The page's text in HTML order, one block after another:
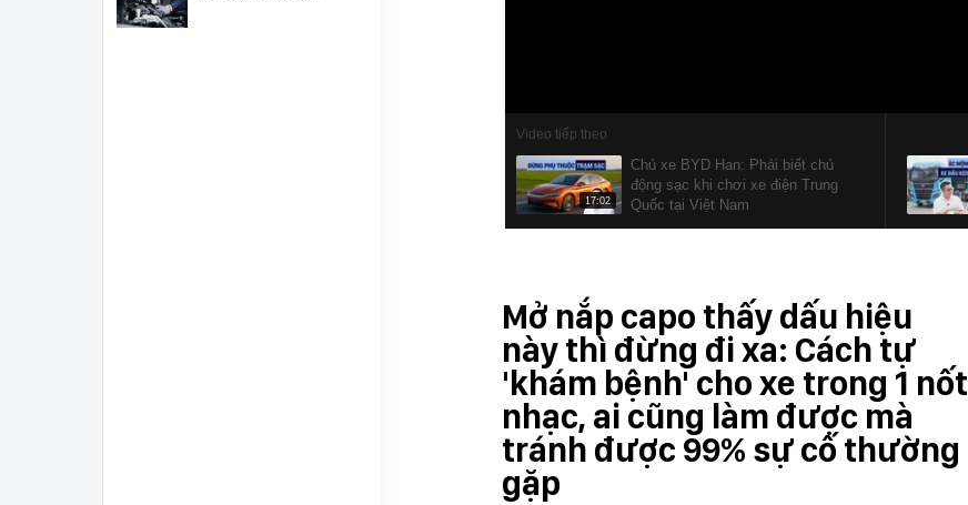
Video tiếp theo
17:02
Chủ xe BYD Han: Phải biết chủ
động sạc khi chơi xe điện Trung
Quốc tại Việt Nam
Mở nắp capo thấy dấu hiệu
này thì đừng đi xa: Cách tự
'khám bệnh' cho xe trong 1 nốt
nhạc, ai cũng làm được mà
tránh được 99% sự cố thường
gặp